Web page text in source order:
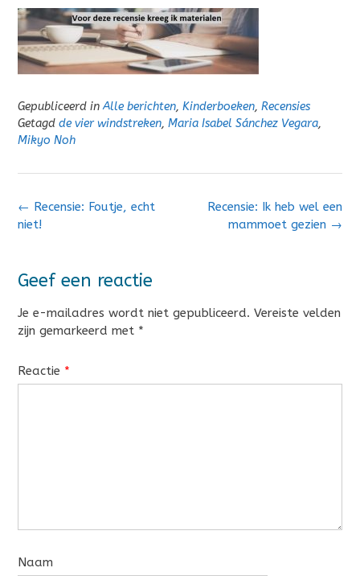
Gepubliceerd inAlle berichten, Kinderboeken, Recensies
Getagd de vier windstreken, Maria Isabel Sánchez Vegara,
Mikyo Noh
Bericht
navigatie
Recensie: Ik heb wel een
mammoet gezien →
← Recensie: Foutje, echt
niet!
Geef een reactie
Je e-mailadres wordt niet gepubliceerd. Vereiste velden
zijn gemarkeerd met *
Reactie *
Naam